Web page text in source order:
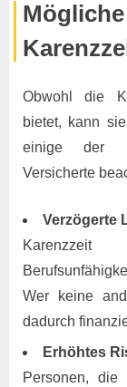
Obwohl die
bietet, kann
einige der
Versicherte
Verzögerte
Wer keine
dadurch
Erhöhtes
Personen, die